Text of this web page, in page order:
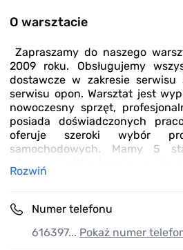
of
2
O warsztacie
Zapraszamy do naszego
2009 roku. Obsługujemy
dostawcze w zakresie serwisu
serwisu opon. Warsztat jest
nowoczesny sprzęt,
posiada doświadczonych
oferuje szeroki wybór
samochodowych. Mamy 5
Rozwiń
Numer telefonu
616397... Pokaż numer